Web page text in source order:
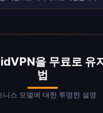
을 무료로 유
법
니스 모델에 대한 투명한 설명